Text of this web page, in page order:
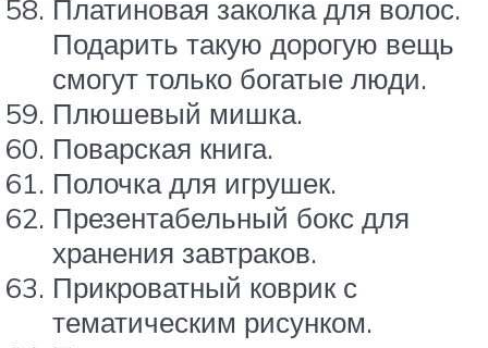
Платиновая заколка для волос.
Подарить такую дорогую вещь
смогут только богатые люди.
Плюшевый мишка.
Поварская книга.
Полочка для игрушек.
Презентабельный бокс для
хранения завтраков.
Прикроватный коврик с
тематическим рисунком.